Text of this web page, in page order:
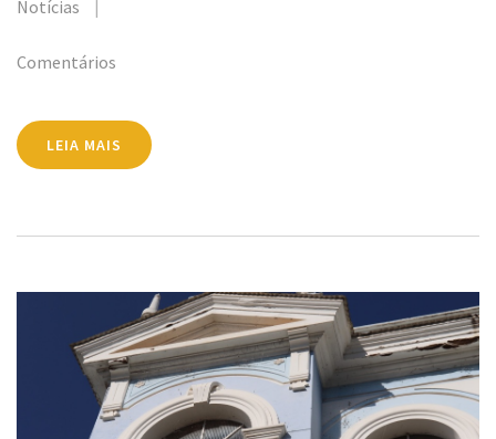
Notícias
Comentários
LEIA MAIS